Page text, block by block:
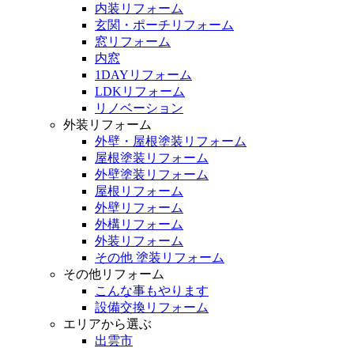
内装リフォーム
玄関・ポーチリフォーム
窓リフォーム
内窓
1DAYリフォーム
LDKリフォーム
リノベーション
外装リフォーム
外壁・屋根塗装リフォーム
屋根塗装リフォーム
外壁塗装リフォーム
屋根リフォーム
外壁リフォーム
外構リフォーム
外装リフォーム
その他 塗装リフォーム
その他リフォーム
こんな事もやります
設備交換リフォーム
エリアから選ぶ
出雲市